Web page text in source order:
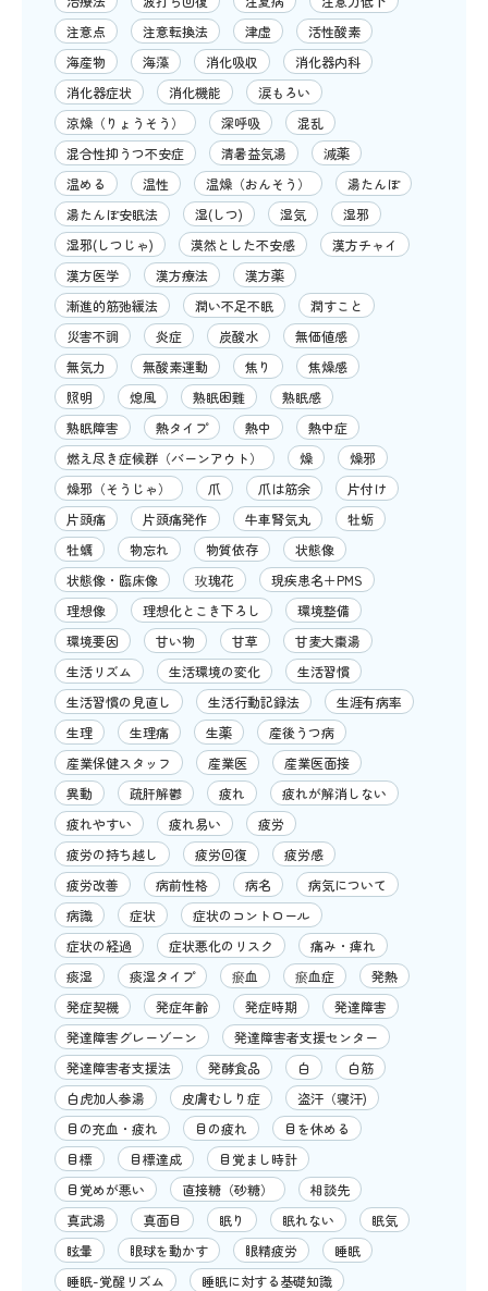
注意点
注意転換法 津虚
活性酸素
海産物
海藻 消化吸収
消化器内科
消化器症状
消化機能
涙もろい
涼燥（りょうそう）
深呼吸
混乱
混合性抑うつ不安症
清暑益気湯
減薬
温める
温性 温燥（おんそう）
湯たんぽ
湯たんぽ安眠法
湿(しつ) 湿気
湿邪
湿邪(しつじゃ)
漠然とした不安感
漢方チャイ
漢方医学
漢方療法
漢方薬
漸進的筋弛緩法
潤い不足不眠
潤すこと
災害不調
炎症 炭酸水
無価値感
無気力
無酸素運動 焦り
焦燥感
照明
熄風 熟眠困難
熟眠感
熟眠障害
熱タイプ 熱中
熱中症
燃え尽き症候群（バーンアウト）
燥
燥邪
燥邪（そうじゃ）
爪 爪は筋余
片付け
片頭痛
片頭痛発作 牛車腎気丸
牡蛎
牡蠣
物忘れ 物質依存
状態像
状態像・臨床像
玫瑰花
現疾患名＋PMS
理想像
理想化とこき下ろし
環境整備
環境要因
甘い物 甘草
甘麦大棗湯
生活リズム
生活環境の変化
生活習慣
生活習慣の見直し
生活行動記録法
生涯有病率
生理
生理痛 生薬
産後うつ病
産業保健スタッフ
産業医
産業医面接
異動
疏肝解鬱 疲れ
疲れが解消しない
疲れやすい
疲れ易い
疲労
疲労の持ち越し
疲労回復
疲労感
疲労改善
病前性格 病名
病気について
病識
症状
症状のコントロール
症状の経過
症状悪化のリスク
痛み・痺れ
痰湿
痰湿タイプ 瘀血 瘀血症
発熱
発症契機
発症年齢 発症時期
発達障害
発達障害グレーゾーン
発達障害者支援センター
発達障害者支援法
発酵食品 白
白筋
白虎加人参湯
皮膚むしり症
盗汗（寝汗)
目の充血・疲れ
目の疲れ
目を休める
目標
目標達成
目覚まし時計
目覚めが悪い
直接糖（砂糖）
相談先
真武湯
真面目 眠り 眠れない
眠気
眩暈
眼球を動かす 眼精疲労
睡眠
睡眠-覚醒リズム
睡眠に対する基礎知識